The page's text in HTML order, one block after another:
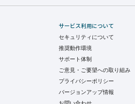
サービス利用について
セキュリティについて
推奨動作環境
サポート体制
ご意見・ご要望への取り組み
プライバシーポリシー
バージョンアップ情報